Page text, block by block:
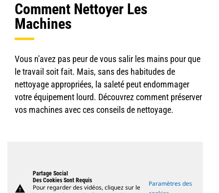
Comment Nettoyer Les
Machines
Vous n'avez pas peur de vous salir les mains pour que
le travail soit fait. Mais, sans des habitudes de
nettoyage appropriées, la saleté peut endommager
votre équipement lourd. Découvrez comment préserver
vos machines avec ces conseils de nettoyage.
warning
Partage Social
Des Cookies Sont Requis
Pour regarder des vidéos, cliquez sur le
Paramètres des